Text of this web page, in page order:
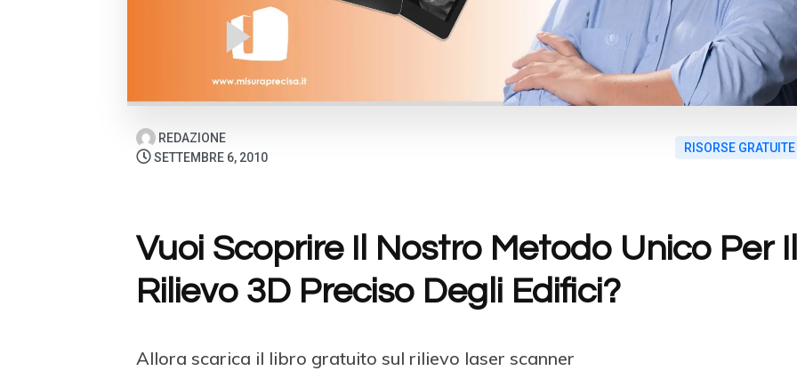
REDAZIONE
SETTEMBRE 6, 2010
RISORSE GRATUITE
Vuoi Scoprire Il Nostro Metodo Unico Per Il
Rilievo 3D Preciso Degli Edifici?
Allora scarica il libro gratuito sul rilievo laser scanner